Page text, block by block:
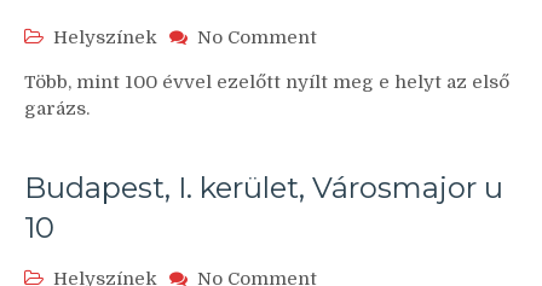
Helyszínek No Commenton
I.
32
Több, mint 100 évvel ezelőtt nyílt meg e helyt az első
garázs.
Budapest, I. kerület, Városmajor u
10
Helyszínek No Commenton